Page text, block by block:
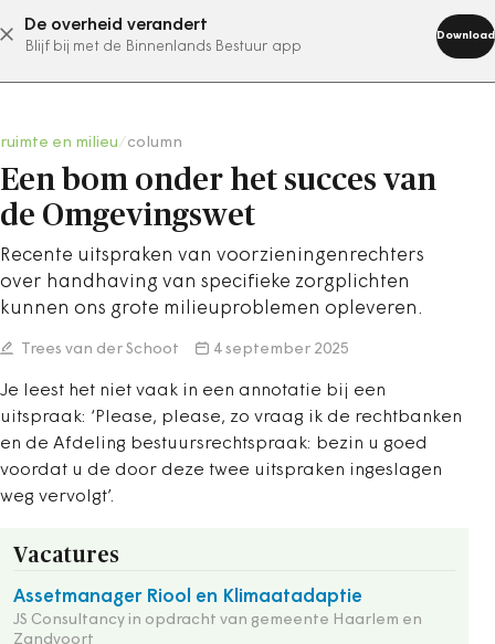
De overheid verandert
Blijf bij met de Binnenlands Bestuur app
Download
abonneer nu
ruimte en milieu column
Een bom onder het succes van
de Omgevingswet
Recente uitspraken van voorzieningenrechters
over handhaving van specifieke zorgplichten
kunnen ons grote milieuproblemen opleveren.
Trees van der Schoot 4 september 2025
Je leest het niet vaak in een annotatie bij een
uitspraak: ‘Please, please, zo vraag ik de rechtbanken
en de Afdeling bestuursrechtspraak: bezin u goed
voordat u de door deze twee uitspraken ingeslagen
weg vervolgt’.
Vacatures
Assetmanager Riool en Klimaatadaptie
JS Consultancy in opdracht van gemeente Haarlem en
Zandvoort